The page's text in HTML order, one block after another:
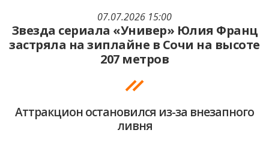
07.07.2026 15:00
Звезда сериала «Универ» Юлия Франц
застряла на зиплайне в Сочи на высоте
207 метров
Аттракцион остановился из-за внезапного
ливня